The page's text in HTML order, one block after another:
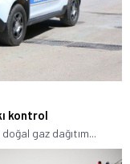
kontrol
gaz dağıtım...